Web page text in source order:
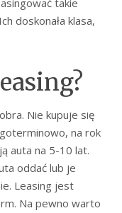
doskonała klasa,
Nie kupuje się
na rok
auta na 5-10 lat.
oddać lub je
Leasing jest
Na pewno warto